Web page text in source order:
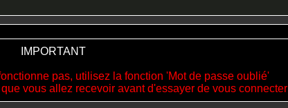
IMPORTANT
pas, utilisez la fonction 'Mot de passe oublié'
vous allez recevoir avant d'essayer de vous connecter